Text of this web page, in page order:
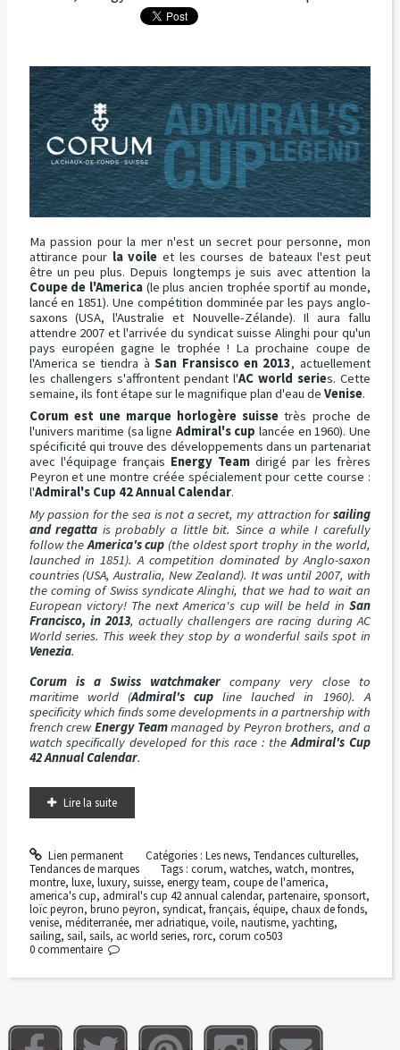
Ma passion pour la mer n'est un secret pour personne, mon
attirance pour la voile et les courses de bateaux l'est peut
être un peu plus. Depuis longtemps je suis avec attention la
Coupe de l'America(le plus ancien trophée sportif au monde,
lancé en 1851). Une compétition domminée par les pays anglo-
saxons (USA, l'Australie et Nouvelle-Zélande). Il aura fallu
attendre 2007 et l'arrivée du syndicat suisse Alinghi pour qu'un
pays européen gagne le trophée ! La prochaine coupe de
l'America se tiendra àSan Fransisco en 2013, actuellement
les challengers s'affrontent pendant l'AC world series. Cette
semaine, ils font étape sur le magnifique plan d'eau de Venise.
Corum est une marque horlogère suisse très proche de
l'univers maritime (sa ligne Admiral's cup lancée en 1960). Une
spécificité qui trouve des développements dans un partenariat
avec l'équipage français Energy Teamdirigé par les frères
Peyron et une montre créée spécialement pour cette course :
l'Admiral's Cup 42 Annual Calendar.
My passion for the sea is not a secret, my attraction forsailing
and regatta is probably a little bit. Since a while I carefully
follow theAmerica's cup (the oldest sport trophy in the world,
launched in 1851). A competition dominated by Anglo-saxon
countries (USA, Australia, New Zealand). It was until 2007, with
the coming of Swiss syndicate Alinghi, that we had to wait an
European victory! The next America's cup will be held in San
Francisco, in 2013, actually challengers are racing during AC
World series. This week they stop by a wonderful sails spot in
Venezia.
Corum is a Swiss watchmaker company very close to
maritime world (Admiral's cupline lauched in 1960). A
specificity which finds some developments in a partnership with
french crewEnergy Teammanaged by Peyron brothers, and a
watch specifically developed for this race : theAdmiral's Cup
42 Annual Calendar.
Lire la suite
Lien permanent Catégories : Les news, Tendances culturelles,
Tendances de marques
Tags :corum,watches,watch,montres,
montre, luxe, luxury, suisse, energy team, coupe de l'america,
america's cup, admiral's cup 42 annual calendar, partenaire, sponsort,
loïc peyron, bruno peyron, syndicat, français, équipe, chaux de fonds,
venise, méditerranée, mer adriatique, voile, nautisme, yachting,
sailing, sail, sails, ac world series, rorc, corum co503
0 commentaire